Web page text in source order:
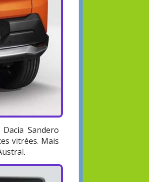
Sandero
vitrées. Mais